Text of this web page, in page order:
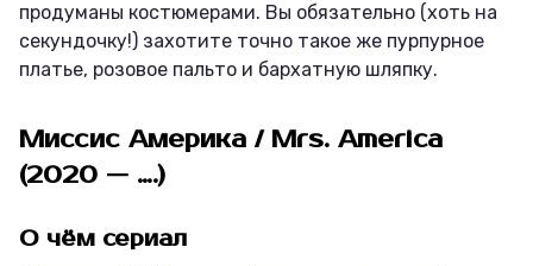
продуманы костюмерами. Вы обязательно (хоть на
секундочку!) захотите точно такое же пурпурное
платье, розовое пальто и бархатную шляпку.
Миссис Америка / Mrs. America
(2020 — ….)
О чём сериал